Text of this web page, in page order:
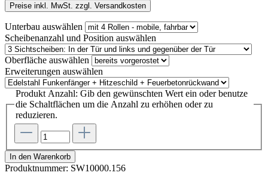
Preise inkl. MwSt. zzgl. Versandkosten
Unterbau auswählen
Scheibenanzahl und Position auswählen
Oberfläche auswählen
Erweiterungen auswählen
Produkt Anzahl: Gib den gewünschten Wert ein oder benutze
die Schaltflächen um die Anzahl zu erhöhen oder zu
reduzieren.
In den Warenkorb
Produktnummer: SW10000.156